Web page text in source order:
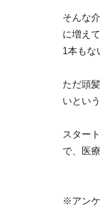
そんな
に増え
1本もな
ただ頭
いとい
スター
で、医
※アン